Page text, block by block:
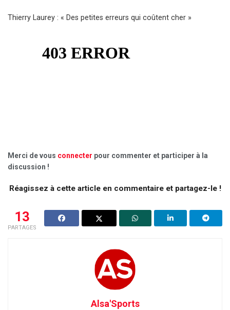
Thierry Laurey : « Des petites erreurs qui coûtent cher »
Merci de vous connecter pour commenter et participer à la
discussion !
Réagissez à cette article en commentaire et partagez-le !
13
PARTAGES
Alsa'Sports